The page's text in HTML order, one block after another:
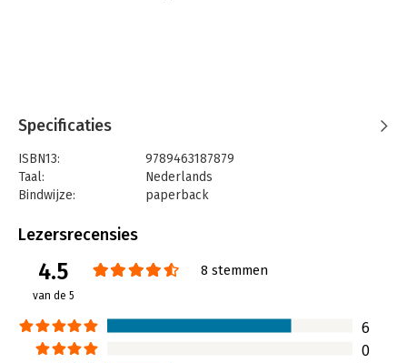
Specificaties
ISBN13:
9789463187879
Taal:
Nederlands
Bindwijze:
paperback
Uitgever:
Verschijningsdatum:
20-1-2016
Hoofdrubriek:
Lezersrecensies
4.5
van de 5
8 stemmen
6
0